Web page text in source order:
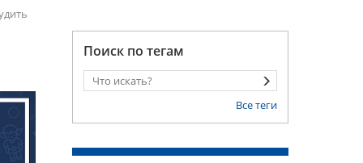
Поиск по тегам
Все теги